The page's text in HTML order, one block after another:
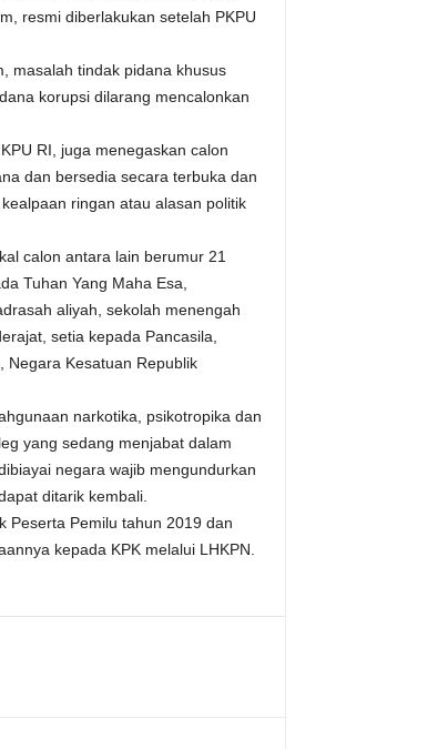
resmi diberlakukan setelah PKPU
masalah tindak pidana khusus
korupsi dilarang mencalonkan
RI, juga menegaskan calon
dan bersedia secara terbuka dan
ringan atau alasan politik
calon antara lain berumur 21
Tuhan Yang Maha Esa,
aliyah, sekolah menengah
setia kepada Pancasila,
Negara Kesatuan Republik
narkotika, psikotropika dan
yang sedang menjabat dalam
negara wajib mengundurkan
ditarik kembali.
Peserta Pemilu tahun 2019 dan
kepada KPK melalui LHKPN.